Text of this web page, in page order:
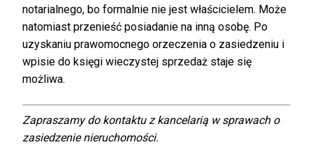
notarialnego, bo formalnie nie jest właścicielem. Może
natomiast przenieść posiadanie na inną osobę. Po
uzyskaniu prawomocnego orzeczenia o zasiedzeniu i
wpisie do księgi wieczystej sprzedaż staje się
możliwa.
Zapraszamy do kontaktu z kancelarią w sprawach o
zasiedzenie nieruchomości.